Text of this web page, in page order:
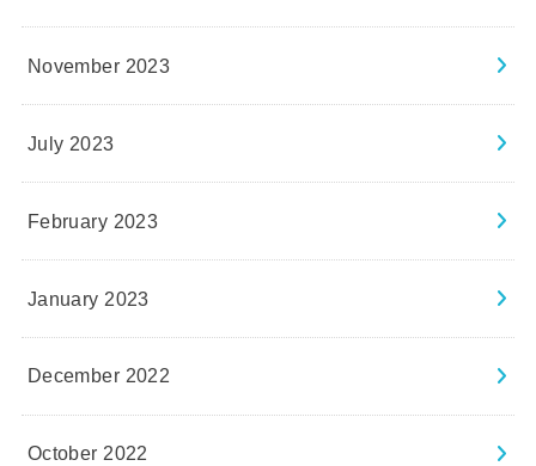
November 2023
July 2023
February 2023
January 2023
December 2022
October 2022